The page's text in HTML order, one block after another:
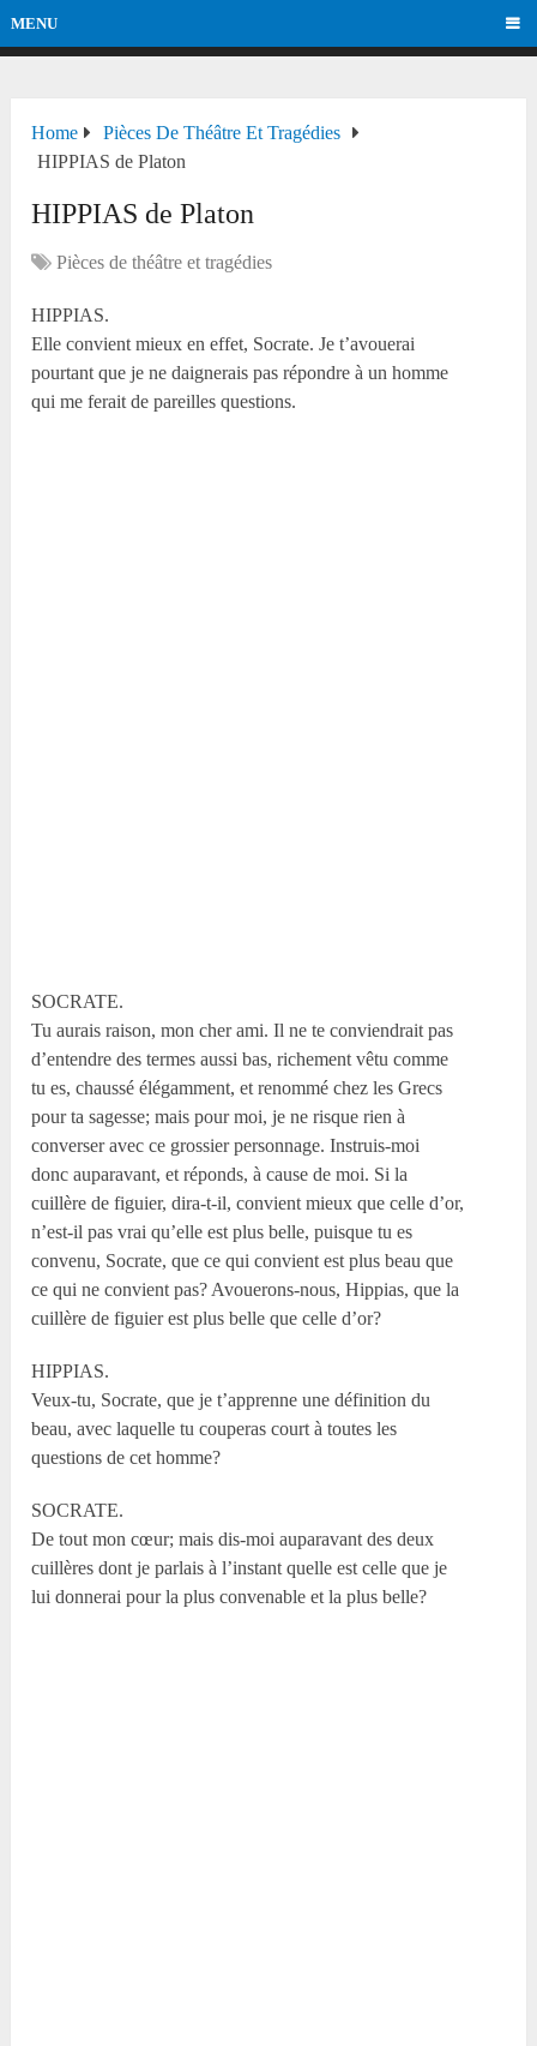
MENU
Home
Pièces De Théâtre Et Tragédies
HIPPIAS de Platon
HIPPIAS de Platon
Pièces de théâtre et tragédies
HIPPIAS.
Elle convient mieux en effet, Socrate. Je t’avouerai
pourtant que je ne daignerais pas répondre à un homme
qui me ferait de pareilles questions.
SOCRATE.
Tu aurais raison, mon cher ami. Il ne te conviendrait pas
d’entendre des termes aussi bas, richement vêtu comme
tu es, chaussé élégamment, et renommé chez les Grecs
pour ta sagesse; mais pour moi, je ne risque rien à
converser avec ce grossier personnage. Instruis-moi
donc auparavant, et réponds, à cause de moi. Si la
cuillère de figuier, dira-t-il, convient mieux que celle d’or,
n’est-il pas vrai qu’elle est plus belle, puisque tu es
convenu, Socrate, que ce qui convient est plus beau que
ce qui ne convient pas? Avouerons-nous, Hippias, que la
cuillère de figuier est plus belle que celle d’or?
HIPPIAS.
Veux-tu, Socrate, que je t’apprenne une définition du
beau, avec laquelle tu couperas court à toutes les
questions de cet homme?
SOCRATE.
De tout mon cœur; mais dis-moi auparavant des deux
cuillères dont je parlais à l’instant quelle est celle que je
lui donnerai pour la plus convenable et la plus belle?